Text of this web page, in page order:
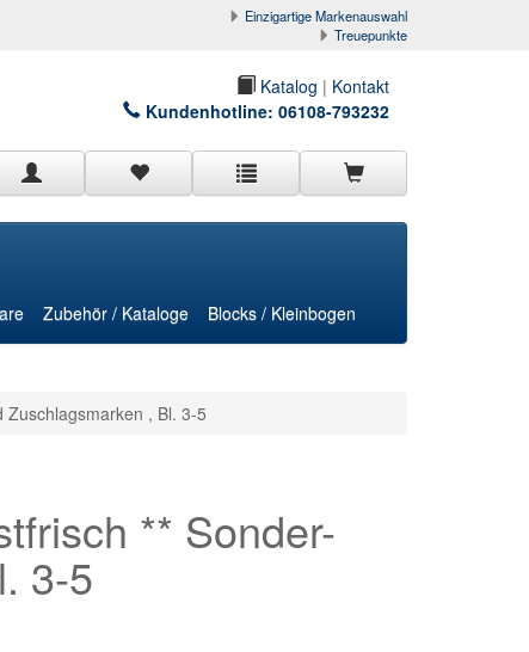
Einzigartige Markenauswahl
Treuepunkte
Katalog | Kontakt
Kundenhotline: 06108-793232
Zubehör / Kataloge Blocks / Kleinbogen
Zuschlagsmarken , Bl. 3-5
** Sonder-
3-5